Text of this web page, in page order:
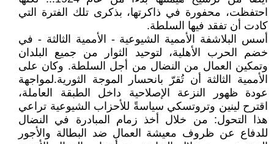
احتفظت، محفورة في ذاكرتها، بذكرى تلك الفترة التي
كادت أن تفقد فيها السلطة.
أسس البلاشفة الأممية الشيوعية - الأممية الثالثة - في
خضم الحرب الأهلية، لتوحيد الثوار من جميع البلدان
وتمكين العمال من النضال من أجل السلطة. وكان على
الأممية الثالثة أن تُقرّ بانحسار الموجة الثورية.لمواجهة
عودة ظهور النزعة الإصلاحية داخل الطبقة العاملة،
اقترح لينين وتروتسكي سياسةً للأحزاب الشيوعية تراعي
هذا التحول: من خلال أخذ زمام المبادرة في النضال
للدفاع عن ظروف معيشة العمال ضد البطالة والأجور